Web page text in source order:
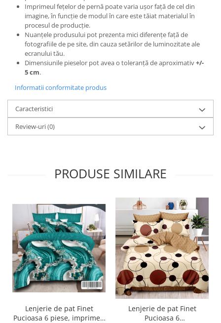
Imprimeul fețelor de pernă poate varia ușor față de cel din
imagine, în funcție de modul în care este tăiat materialul în
procesul de producție.
Nuanțele produsului pot prezenta mici diferențe față de
fotografiile de pe site, din cauza setărilor de luminozitate ale
ecranului tău.
Dimensiunile pieselor pot avea o toleranță de aproximativ+/-
5 cm.
Informatii conformitate produs
Caracteristici
Review-uri(0)
PRODUSE SIMILARE
Lenjerie de pat Finet
Pucioasa 6 piese, imprimeu
Lenjerie de pat Finet
Pucioasa 6